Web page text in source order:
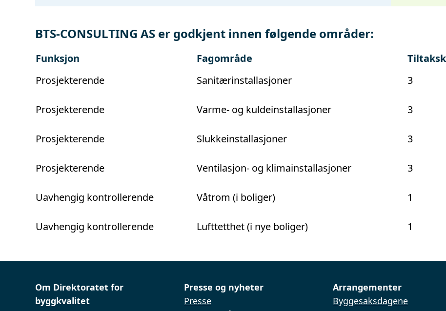
BTS-CONSULTING AS er godkjent innen følgende områder:
Funksjon Fagområde
Prosjekterende
Sanitærinstallasjoner 3
Prosjekterende Varme- og kuldeinstallasjoner 3
Prosjekterende Slukkeinstallasjoner 3
Prosjekterende Ventilasjon- og klimainstallasjoner 3
Uavhengig kontrollerende Våtrom (i boliger) 1
Uavhengig kontrollerende Lufttetthet (i nye boliger) 1
Om Direktoratet for
byggkvalitet
Presse og nyheter
Presse
Arrangementer
Byggesaksdagene